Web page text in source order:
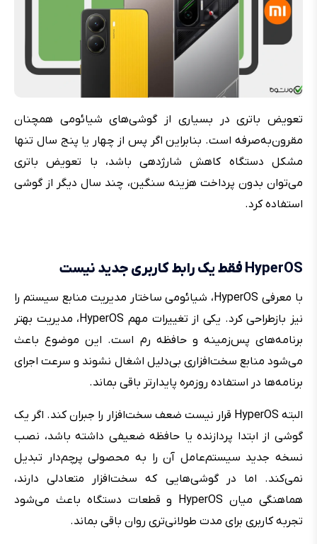
تعویض باتری در بسیاری از گوشی‌های شیائومی همچنان
مقرون‌به‌صرفه است. بنابراین اگر پس از چهار یا پنج سال تنها
مشکل دستگاه کاهش شارژدهی باشد، با تعویض باتری
می‌توان بدون پرداخت هزینه سنگین، چند سال دیگر از گوشی
استفاده کرد.
HyperOS فقط یک رابط کاربری جدید نیست
با معرفی HyperOS، شیائومی ساختار مدیریت منابع سیستم را
نیز بازطراحی کرد. یکی از تغییرات مهم HyperOS، مدیریت بهتر
برنامه‌های پس‌زمینه و حافظه رم است. این موضوع باعث
می‌شود منابع سخت‌افزاری بی‌دلیل اشغال نشوند و سرعت اجرای
برنامه‌ها در استفاده روزمره پایدارتر باقی بماند.
البته HyperOS قرار نیست ضعف سخت‌افزار را جبران کند. اگر یک
گوشی از ابتدا پردازنده یا حافظه ضعیفی داشته باشد، نصب
نسخه جدید سیستم‌عامل آن را به محصولی پرچم‌دار تبدیل
نمی‌کند. اما در گوشی‌هایی که سخت‌افزار متعادلی دارند،
هماهنگی میان HyperOS و قطعات دستگاه باعث می‌شود
تجربه کاربری برای مدت طولانی‌تری روان باقی بماند.